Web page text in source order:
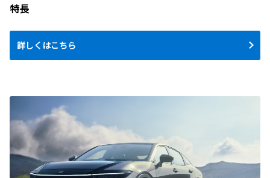
特長
詳しくはこちら